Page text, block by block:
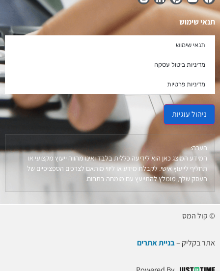
תנאי שימוש
תנאי שימוש
מדיניות ביטול עסקה
מדיניות פרטיות
ניהול עוגיות
הערה:
המידע המוצג כאן הוא לידיעה כללית בלבד ואינו מהווה ייעוץ מקצועי או
תחליף לייעוץ אישי. לקבלת מידע או ליווי מותאם לצרכים הספציפיים של
העסק שלך, מומלץ להתייעץ עם מומחה בתחום.
© קול המס
אתר בקליק –בניית אתרים